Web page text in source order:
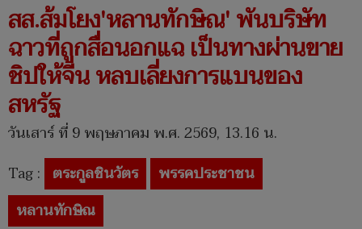
สส.ส้มโยง'หลานทักษิณ' พันบริษัท
ฉาวที่ถูกสื่อนอกแฉ เป็นทางผ่านขาย
ชิปให้จีน หลบเลี่ยงการแบนของ
สหรัฐ
วันเสาร์ ที่ 9 พฤษภาคม พ.ศ. 2569, 13.16 น.
Tag : ตระกูลชินวัตร
พรรคประชาชน
หลานทักษิณ